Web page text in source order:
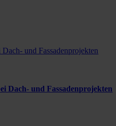
und Fassadenprojekten
Dach- und Fassadenprojekten